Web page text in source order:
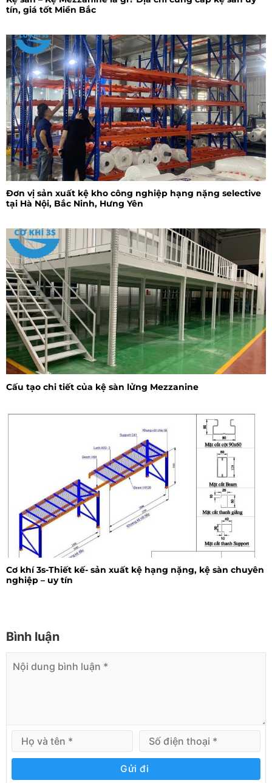
tín, giá tốt Miền Bắc
Đơn vị sản xuất kệ kho công nghiệp hạng nặng selective
tại Hà Nội, Bắc Ninh, Hưng Yên
Cấu tạo chi tiết của kệ sàn lửng Mezzanine
Cơ khí 3s-Thiết kế- sản xuất kệ hạng nặng, kệ sàn chuyên
nghiệp – uy tín
Bình luận
Gửi đi